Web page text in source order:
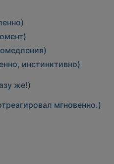
инстинктивно)
же!)
мгновенно.)